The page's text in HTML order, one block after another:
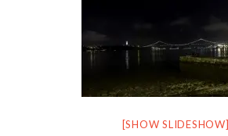
[SHOW SLIDESHOW]